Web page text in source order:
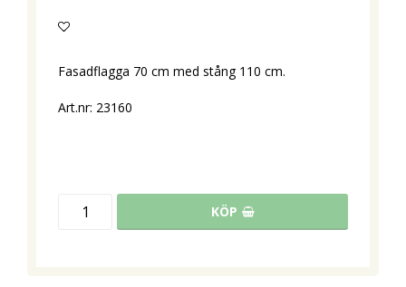
Fasadflagga 70 cm med stång 110 cm.
Art.nr: 23160
KÖP